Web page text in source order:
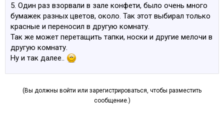
5. Один раз взорвали в зале конфети, было очень много
бумажек разных цветов, около. Так этот выбирал только
красные и переносил в другую комнату.
Так же может перетащить тапки, носки и другие мелочи в
другую комнату.
Ну и так далее..
(Вы должны войти или зарегистрироваться, чтобы разместить
сообщение.)